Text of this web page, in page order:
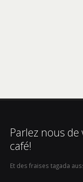
Parlez nous
café!
Et des fraises tagada